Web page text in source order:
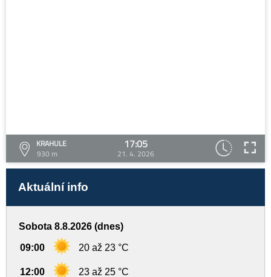
KRAHULE
930 m
17:05
21. 4. 2026
Aktuální info
Sobota 8.8.2026 (dnes)
09:00 20 až 23 °C
12:00 23 až 25 °C